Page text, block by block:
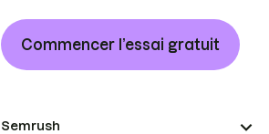
Commencer l’essai gratuit
Semrush